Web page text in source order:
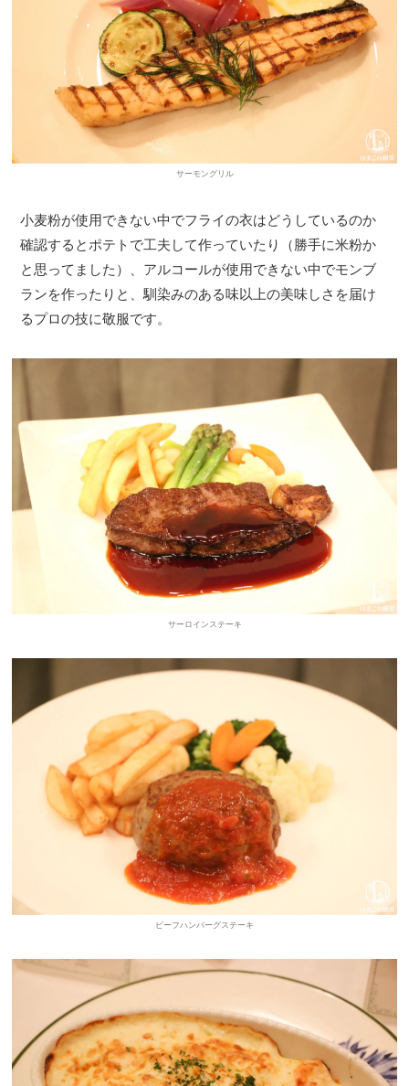
サーモングリル
小麦粉が使用できない中でフライの衣はどうしているのか
確認するとポテトで工夫して作っていたり（勝手に米粉か
と思ってました）、アルコールが使用できない中でモンブ
ランを作ったりと、馴染みのある味以上の美味しさを届け
るプロの技に敬服です。
サーロインステーキ
ビーフハンバーグステーキ